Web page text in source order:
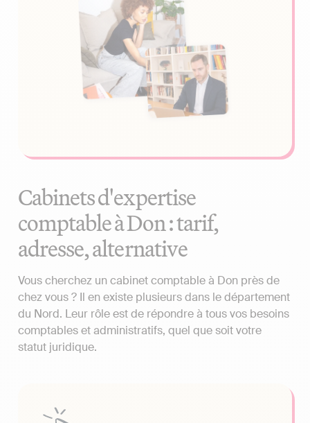
Cabinets d'expertise
comptable à Don : tarif,
adresse, alternative
Vous cherchez un cabinet comptable à Don près de
chez vous ? Il en existe plusieurs dans le département
du Nord. Leur rôle est de répondre à tous vos besoins
comptables et administratifs, quel que soit votre
statut juridique.